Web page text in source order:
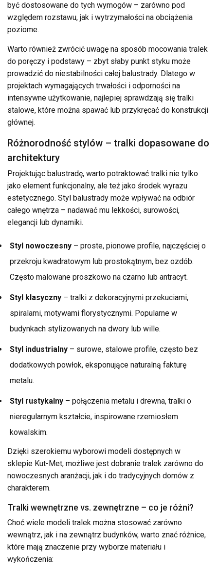
być dostosowane do tych wymogów – zarówno pod
względem rozstawu, jak i wytrzymałości na obciążenia
poziome.
Warto również zwrócić uwagę na sposób mocowania tralek
do poręczy i podstawy – zbyt słaby punkt styku może
prowadzić do niestabilności całej balustrady. Dlatego w
projektach wymagających trwałości i odporności na
intensywne użytkowanie, najlepiej sprawdzają się tralki
stalowe, które można spawać lub przykręcać do konstrukcji
głównej.
Różnorodność stylów – tralki dopasowane do
architektury
Projektując balustradę, warto potraktować tralki nie tylko
jako element funkcjonalny, ale też jako środek wyrazu
estetycznego. Styl balustrady może wpływać na odbiór
całego wnętrza – nadawać mu lekkości, surowości,
elegancji lub dynamiki.
Styl nowoczesny – proste, pionowe profile, najczęściej o
przekroju kwadratowym lub prostokątnym, bez ozdób.
Często malowane proszkowo na czarno lub antracyt.
Styl klasyczny – tralki z dekoracyjnymi przekuciami,
spiralami, motywami florystycznymi. Popularne w
budynkach stylizowanych na dwory lub wille.
Styl industrialny – surowe, stalowe profile, często bez
dodatkowych powłok, eksponujące naturalną fakturę
metalu.
Styl rustykalny – połączenia metalu i drewna, tralki o
nieregularnym kształcie, inspirowane rzemiosłem
kowalskim.
Dzięki szerokiemu wyborowi modeli dostępnych w
sklepie Kut-Met, możliwe jest dobranie tralek zarówno do
nowoczesnych aranżacji, jak i do tradycyjnych domów z
charakterem.
Tralki wewnętrzne vs. zewnętrzne – co je różni?
Choć wiele modeli tralek można stosować zarówno
wewnątrz, jak i na zewnątrz budynków, warto znać różnice,
które mają znaczenie przy wyborze materiału i
wykończenia: